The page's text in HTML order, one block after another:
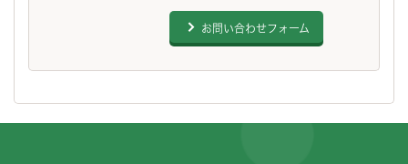
お問い合わせフォーム